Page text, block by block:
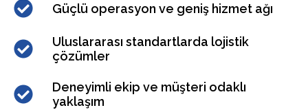
Güçlü operasyon ve geniş hizmet ağı
Uluslararası standartlarda lojistik
çözümler
Deneyimli ekip ve müşteri odaklı
yaklaşım